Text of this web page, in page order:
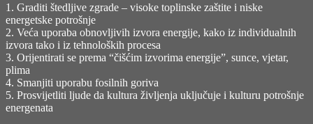
1. Graditi štedljive zgrade – visoke toplinske zaštite i niske
energetske potrošnje
2. Veća uporaba obnovljivih izvora energije, kako iz individualnih
izvora tako i iz tehnoloških procesa
3. Orijentirati se prema “čišćim izvorima energije”, sunce, vjetar,
plima
4. Smanjiti uporabu fosilnih goriva
5. Prosvijetliti ljude da kultura življenja uključuje i kulturu potrošnje
energenata